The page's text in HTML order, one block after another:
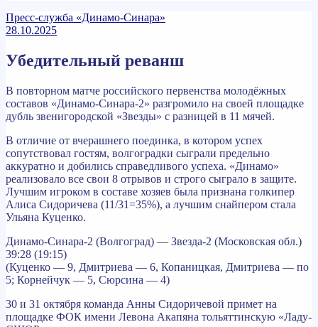
Пресс-служба «Динамо-Синара»
28.10.2025
Убедительный реванш
В повторном матче российского первенства молодёжных
составов «Динамо-Синара-2» разгромило на своей площадке
дубль звенигородской «Звезды» с разницей в 11 мячей.
В отличие от вчерашнего поединка, в котором успех
сопутствовал гостям, волгоградки сыграли предельно
аккуратно и добились справедливого успеха. «Динамо»
реализовало все свои 8 отрывов и строго сыграло в защите.
Лучшим игроком в составе хозяев была признана голкипер
Алиса Сидоричева (11/31=35%), а лучшим снайпером стала
Ульяна Куценко.
Динамо-Синара-2 (Волгоград) — Звезда-2 (Московская обл.)
39:28 (19:15)
(Куценко — 9, Дмитриева — 6, Копаницкая, Дмитриева — по
5; Корнейчук — 5, Сюрсина — 4)
30 и 31 октября команда Анны Сидоричевой примет на
площадке ФОК имени Левона Акапяна тольяттинскую «Ладу-